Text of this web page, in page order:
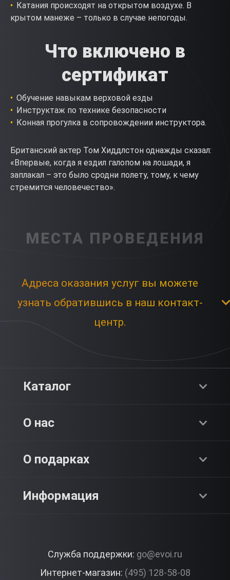
Катания происходят на открытом воздухе. В
крытом манеже – только в случае непогоды.
Что включено в
сертификат
Обучение навыкам верховой езды
Инструктаж по технике безопасности
Конная прогулка в сопровождении инструктора.
Британский актер Том Хиддлстон однажды сказал:
«Впервые, когда я ездил галопом на лошади, я
заплакал – это было сродни полету, тому, к чему
стремится человечество».
МЕСТА ПРОВЕДЕНИЯ
Адреса оказания услуг вы можете
узнать обратившись в наш контакт-
центр.
Каталог
Premium
О нас
О компании
Контакты
О подарках
Как это работает?
Вопросы и ответы
Информация
Корпоративные подарки
Служба поддержки: go@evoi.ru
Интернет-магазин: (495) 128-58-08